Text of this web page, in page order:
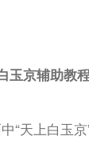
玉京辅助教
“天上白玉